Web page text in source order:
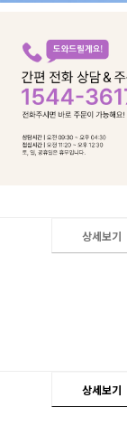
상세보기
상세보기